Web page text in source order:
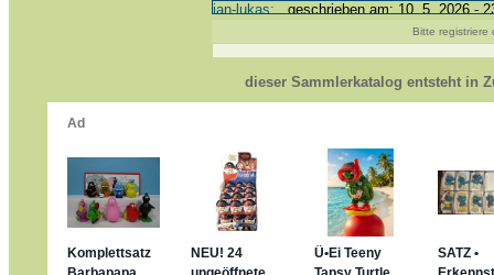
jan-lukas:geschrieben am: 10. 5. 2026 -
Bonsaipanther:geschrieben am: 10. 5.
@ Harald
https://www.ue-ei-portal-
Dein Enkel sollte zur Strafe die nächsten
Für die Figuren VC307, 310, 318 und 326
mein Enkel hat die leider weggeworfen
jan-lukas:
geschrieben am: 29. 4. 2026 -
https://www.ferrero-
sammelspass.de/einladung/
jan-lukas:
geschrieben am: 28. 4. 2026 -
stimmt, jetzt fällt es mir auch ein
*Bussi*
Bitte registriere
dieser Sammlerkatalog entsteht in